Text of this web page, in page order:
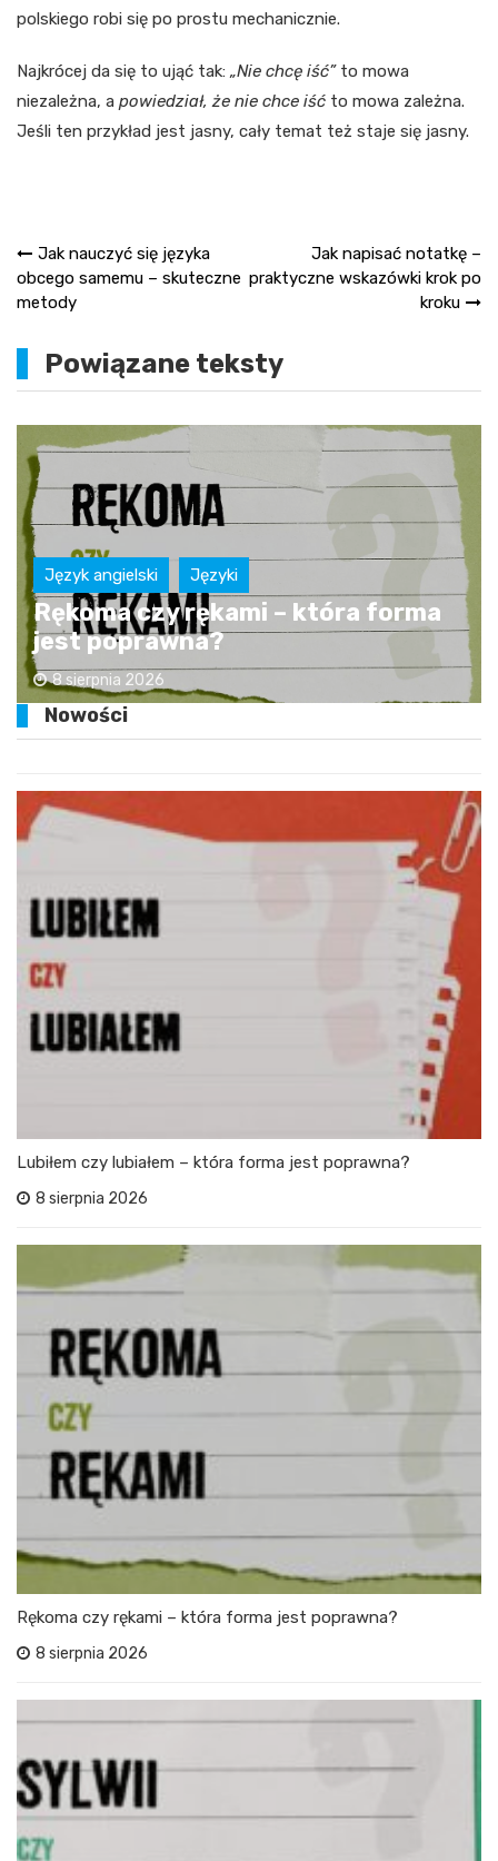
polskiego robi się po prostu mechanicznie.
Najkrócej da się to ująć tak: „Nie chcę iść”to mowa
niezależna, a powiedział, że nie chce iść to mowa zależna.
Jeśli ten przykład jest jasny, cały temat też staje się jasny.
Nawigacja
wpisu
Jak nauczyć się języka
obcego samemu – skuteczne
metody
Jak napisać notatkę –
praktyczne wskazówki krok po
kroku
Powiązane teksty
Język angielski Języki
Rękoma czy rękami – która forma
jest poprawna?
8 sierpnia 2026
Nowości
Lubiłem czy lubiałem – która forma jest poprawna?
8 sierpnia 2026
Rękoma czy rękami – która forma jest poprawna?
8 sierpnia 2026